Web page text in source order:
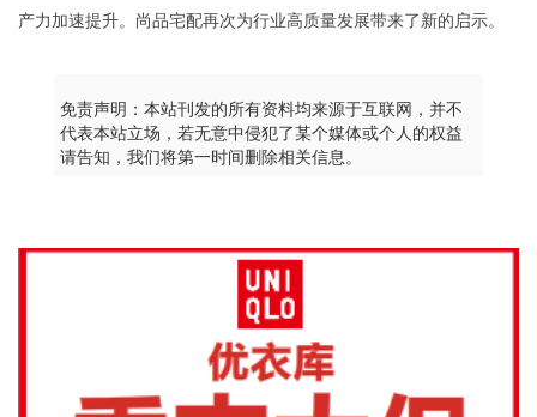
产力加速提升。尚品宅配再次为行业高质量发展带来了新的启示。
免责声明：本站刊发的所有资料均来源于互联网，并不
代表本站立场，若无意中侵犯了某个媒体或个人的权益
请告知，我们将第一时间删除相关信息。